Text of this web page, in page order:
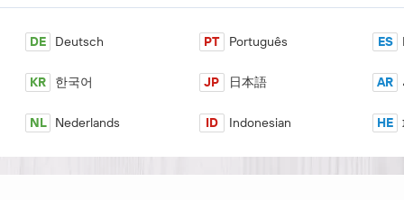
DE Deutsch PT Português ES
KR 한국어 JP 日本語 AR
NL Nederlands ID Indonesian HE